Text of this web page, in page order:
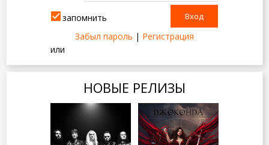
запомнить
Забыл пароль | Регистрация
или
НОВЫЕ РЕЛИЗЫ